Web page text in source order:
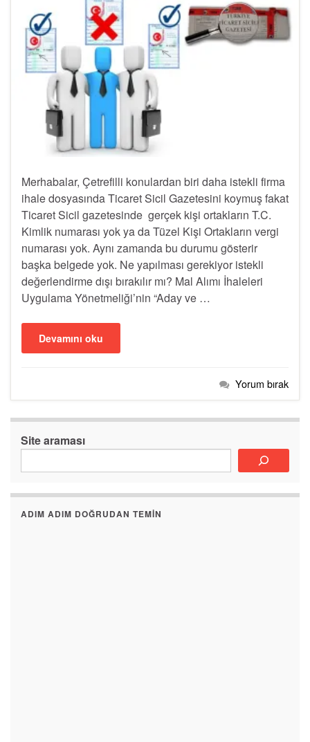
Merhabalar, Çetrefilli konulardan biri daha istekli firma
ihale dosyasında Ticaret Sicil Gazetesini koymuş fakat
Ticaret Sicil gazetesinde gerçek kişi ortakların T.C.
Kimlik numarası yok ya da Tüzel Kişi Ortakların vergi
numarası yok. Aynı zamanda bu durumu gösterir
başka belgede yok. Ne yapılması gerekiyor istekli
değerlendirme dışı bırakılır mı? Mal Alımı İhaleleri
Uygulama Yönetmeliği’nin “Aday ve …
Devamını oku
Yorum bırak
Site araması
ADIM ADIM DOĞRUDAN TEMIN